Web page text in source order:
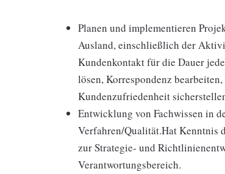
Planen und implementieren
Ausland, einschließlich der
Kundenkontakt für die Dauer
lösen, Korrespondenz
Kundenzufriedenheit
Entwicklung von Fachwissen in
Verfahren/Qualität.Hat Kenntnis
zur Strategie- und
Verantwortungsbereich.